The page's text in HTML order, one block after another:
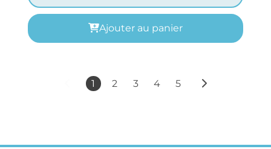
Ajouter au panier
1 2 3 4 5